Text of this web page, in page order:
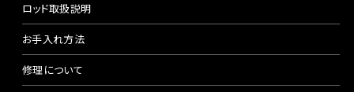
ロッド取扱説明
お手入れ方法
修理について